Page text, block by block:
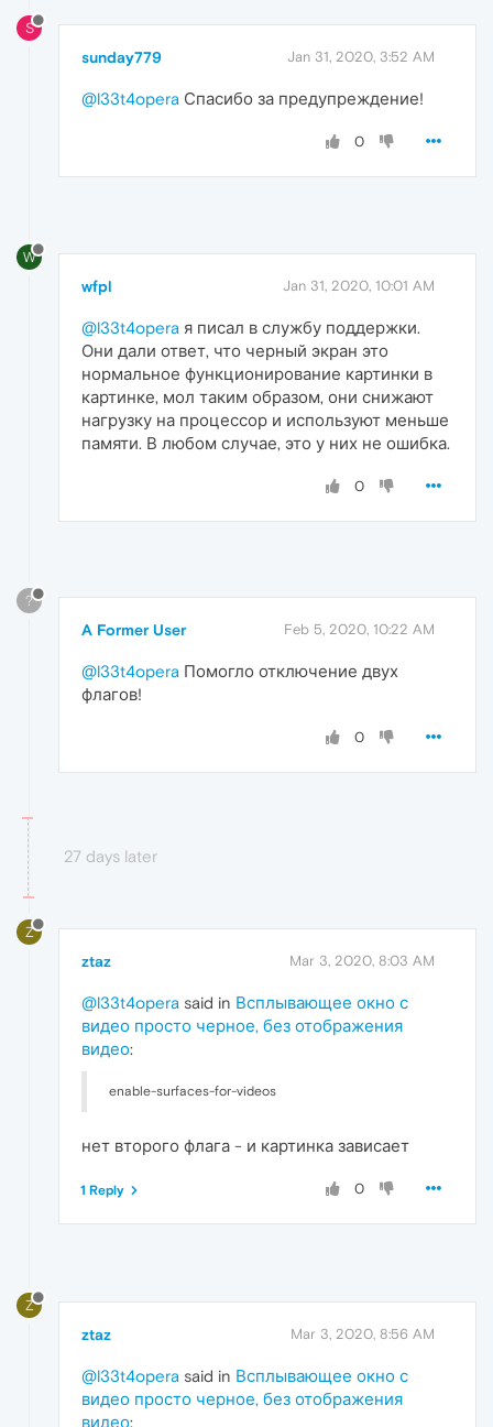
S
sunday779 Jan 31, 2020, 3:52 AM
@l33t4opera Спасибо за предупреждение!
0
W
wfpl Jan 31, 2020, 10:01 AM
@l33t4opera я писал в службу поддержки.
Они дали ответ, что черный экран это
нормальное функционирование картинки в
картинке, мол таким образом, они снижают
нагрузку на процессор и используют меньше
памяти. В любом случае, это у них не ошибка.
0
?
A Former User Feb 5, 2020, 10:22 AM
@l33t4opera Помогло отключение двух
флагов!
0
27 days later
Z
ztaz Mar 3, 2020, 8:03 AM
@l33t4opera said in Всплывающее окно с
видео просто черное, без отображения
видео:
enable-surfaces-for-videos
нет второго флага - и картинка зависает
0
1 Reply
Z
ztaz Mar 3, 2020, 8:56 AM
@l33t4opera said in Всплывающее окно с
видео просто черное, без отображения
видео: